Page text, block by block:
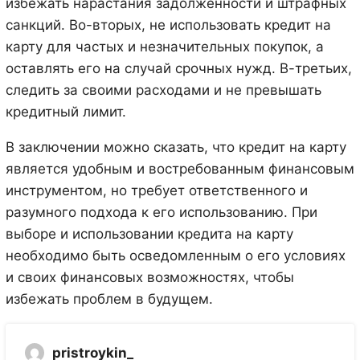
санкций. Во-вторых, не использовать кредит на
карту для частых и незначительных покупок, а
оставлять его на случай срочных нужд. В-третьих,
следить за своими расходами и не превышать
кредитный лимит.
В заключении можно сказать, что кредит на карту
является удобным и востребованным финансовым
инструментом, но требует ответственного и
разумного подхода к его использованию. При
выборе и использовании кредита на карту
необходимо быть осведомленным о его условиях
и своих финансовых возможностях, чтобы
избежать проблем в будущем.
pristroykin_